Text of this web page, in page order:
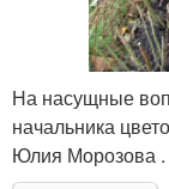
На насущные
начальника
Юлия Морозова .